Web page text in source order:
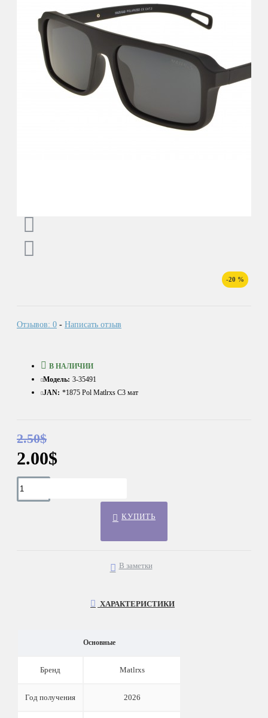
-20 %
Отзывов: 0 - Написать отзыв
2.50$
2.00$
В НАЛИЧИИ
Модель: 3-35491
JAN: *1875 Pol Matlrxs С3 мат
КУПИТЬ
В заметки
ХАРАКТЕРИСТИКИ
Основные
Бренд Matlrxs
Год получения 2026